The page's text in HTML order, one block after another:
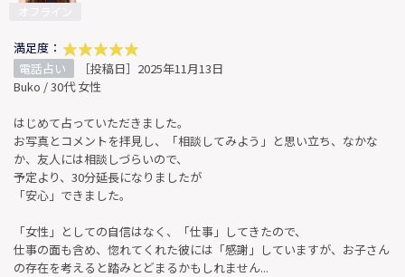
満足度：
電話占い
［投稿日］2025年11月13日
Buko / 30代 女性
はじめて占っていただきました。
お写真とコメントを拝見し、「相談してみよう」と思い立ち、なかな
か、友人には相談しづらいので、
予定より、30分延長になりましたが
「安心」できました。
「女性」としての自信はなく、「仕事」してきたので、
仕事の面も含め、惚れてくれた彼には「感謝」していますが、お子さん
の存在を考えると踏みとどまるかもしれません...